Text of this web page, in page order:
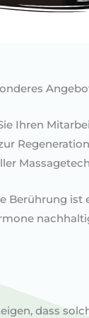
Ihren
Berührung ist
dass